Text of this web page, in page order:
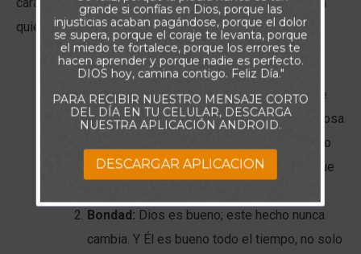
quién Él es y lo que Él está haciendo:
Justicia:Dios es un Dios de justicia. Esa
palabra “justicia” es tan maravillosa porque
significa que siempre hará que cualquier cosa
que está mal este bien. Esto me ayuda a no
preocuparme cuando soy maltratado porque
Bondad: Dios es bueno; este hecho nunca
cambia. Y Él es bueno todo el tiempo, no solo
grande si confías en Dios, porque las
injusticias acaban pagándose, porque el dolor
se supera, porque el coraje te levanta, porque
el miedo te fortalece, porque los errores te
hacen aprender y porque nadie es perfecto.
DIOS hoy, camina contigo. Feliz Día."
PARA RECIBIR NUESTRO MENSAJE CORTO
DEL DÍA EN TU CELULAR, DESCARGA
NUESTRA APLICACIÓN ANDROID.
DESCARGAR APLICACION